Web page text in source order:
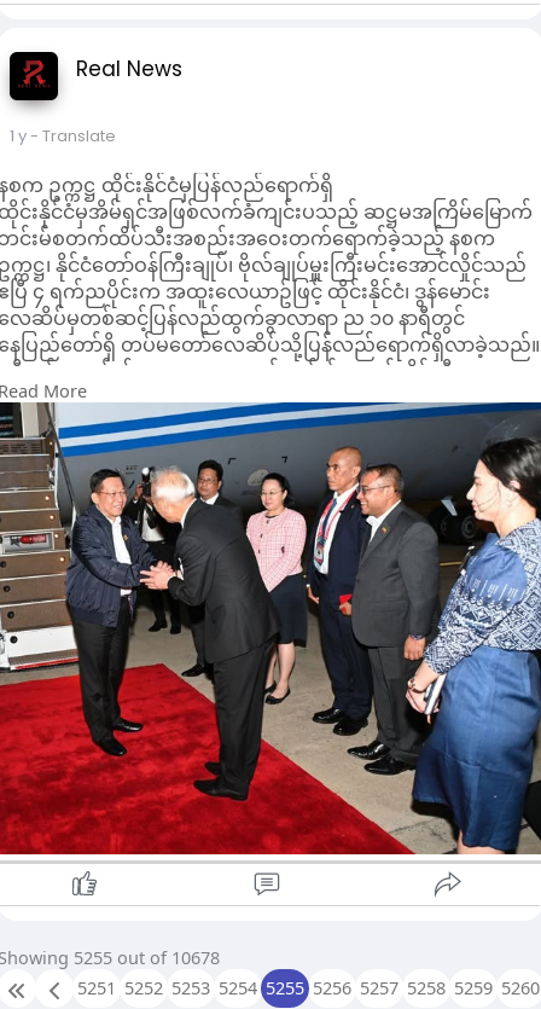
Real News
1 y- Translate
စက ဥက္ကဋ္ဌ ထိုင်းနိုင်ငံမှပြန်လည်ရောက်ရှိ
င်းနိုင်ငံမှအိမ်ရှင်အဖြစ်လက်ခံကျင်းပသည့် ဆဋ္ဌမအကြိမ်မြောက်
င်းမ်စတက်ထိပ်သီးအစည်းအဝေးတက်ရောက်ခဲ့သည့် နစက
က္ကဋ္ဌ၊ နိုင်ငံတော်ဝန်ကြီးချုပ်၊ ဗိုလ်ချုပ်မှူးကြီးမင်းအောင်လှိုင်သည်
ပြီ ၄ ရက်ညပိုင်းက အထူးလေယာဥ်ဖြင့် ထိုင်းနိုင်ငံ၊ ဒွန်မောင်း
ေဆိပ်မှတစ်ဆင့်ပြန်လည်ထွက်ခွာလာရာ ည ၁၀ နာရီတွင်
ေပြည်တော်ရှိ တပ်မတော်လေဆိပ်သို့ပြန်လည်ရောက်ရှိလာခဲ့သည်။
ရီးစဉ်အတွင်း၌ နစက ဥက္ကဋ္ဌသည် ဘင်းမ်စတက်ထိပ်သီး
စည်းအဝေးသို့တက်ရောက်ခဲ့ပြီး ဘင်းစတက်အဖွဲ့ဝင်နိုင်ငံများမှ
စိုးရအဖွဲ့အကြီးအကဲများနှင့်တွေ့ဆုံ၍ ဆွေးနွေးမှုများပြုလုပ်ခဲ့
ည်။
ြန်မာနိုင်ငံတွင် ငလျင်ဒဏ်ကြောင့်ဖြစ်ပေါ် ကြုံတွေ့နေရသည့်
ခြေအနေများ၊ ကူညီကယ်ဆယ်ရေးနှင့် ပြန်လည်ထူထောင်ရေး
ပ်ငန်းများကိုထိရောက်စွာဆောင်ရွက်နိုင်ရန် နိုင်ငံတကာနှင့်ပူးပေါင်
ောင်ရွက်နိုင်မည့်အခြေအနေများ၊ နိုင်ငံများကြား ပူးပေါင်း
ောင်ရွက်မှုများနှင့်ချစ်ကြည်ရင်းနှီးမှုဆိုင်ရာများကို ဆွေးနွေးနိုင်ခဲ့
ည်။
More
5255 out of 10678
5251 5252 5253 5254 5255 5256 5257 5258 5259 5260